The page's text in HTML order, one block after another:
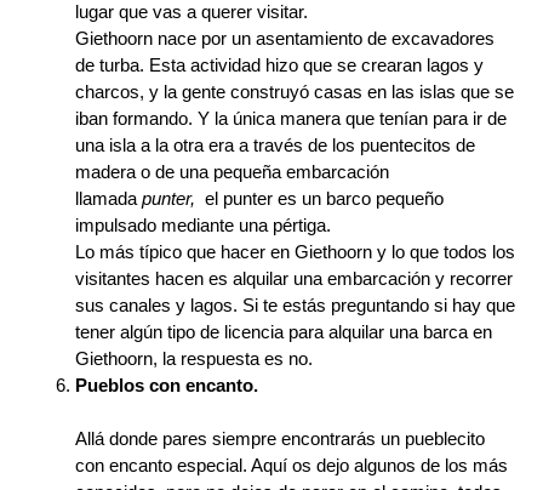
lugar que vas a querer visitar.
Giethoorn nace por un asentamiento de excavadores
de turba. Esta actividad hizo que se crearan lagos y
charcos, y la gente construyó casas en las islas que se
iban formando. Y la única manera que tenían para ir de
una isla a la otra era a través de los puentecitos de
madera o de una pequeña embarcación
llamadapunter, el punter es un barco pequeño
impulsado mediante una pértiga.
Lo más típico que hacer en Giethoorn y lo que todos los
visitantes hacen es alquilar una embarcación y recorrer
sus canales y lagos. Si te estás preguntando si hay que
tener algún tipo de licencia para alquilar una barca en
Giethoorn, la respuesta es no.
Pueblos con encanto.
Allá donde pares siempre encontrarás un pueblecito
con encanto especial. Aquí os dejo algunos de los más